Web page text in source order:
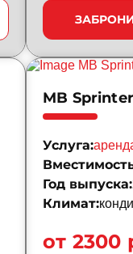
MB
от 2300
Услуга:
Год выпуска:
Климат: